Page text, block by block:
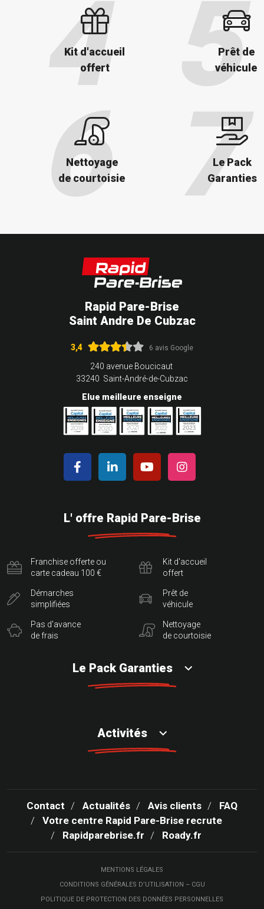
Kit d'accueil
offert
Prêt de
véhicule
Nettoyage
de courtoisie
Le Pack
Garanties
Rapid Pare-Brise
Saint Andre De Cubzac
3,4 6 avis Google
240 avenue Boucicaut
33240 Saint-André-de-Cubzac
Elue meilleure enseigne
L' offre Rapid Pare-Brise
Franchise offerte ou
carte cadeau 100 €
Démarches
simplifiées
Pas d'avance
de frais
Kit d'accueil
offert
Prêt de
véhicule
Nettoyage
de courtoisie
Le Pack Garanties
Activités
Contact Actualités Avis clients
FAQ
Votre centre Rapid Pare-Brise recrute
Rapidparebrise.fr
Roady.fr
MENTIONS LÉGALES
CONDITIONS GÉNÉRALES D’UTILISATION – CGU
POLITIQUE DE PROTECTION DES DONNÉES PERSONNELLES